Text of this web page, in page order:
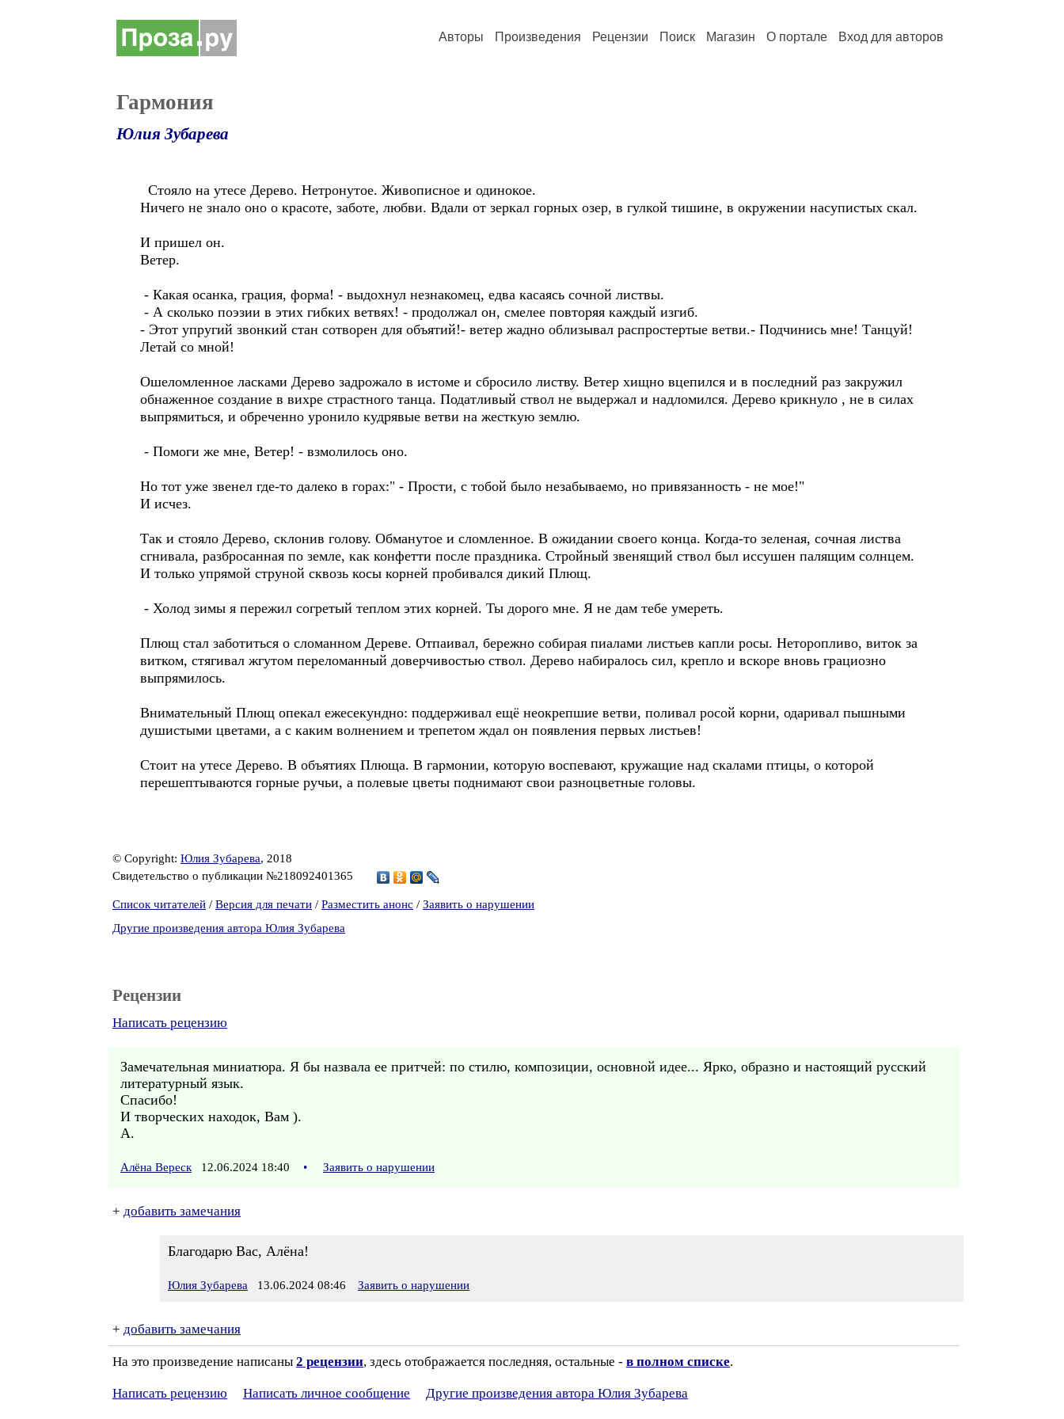
Авторы Произведения Рецензии Поиск Магазин О портале Вход для авторов
Гармония
Юлия Зубарева
Стояло на утесе Дерево. Нетронутое. Живописное и одинокое.
Ничего не знало оно о красоте, заботе, любви. Вдали от зеркал горных озер, в гулкой тишине, в окружении насупистых скал.
И пришел он.
Ветер.
- Какая осанка, грация, форма! - выдохнул незнакомец, едва касаясь сочной листвы.
- А сколько поэзии в этих гибких ветвях! - продолжал он, смелее повторяя каждый изгиб.
- Этот упругий звонкий стан сотворен для объятий!- ветер жадно облизывал распростертые ветви.- Подчинись мне! Танцуй!
Летай со мной!
Ошеломленное ласками Дерево задрожало в истоме и сбросило листву. Ветер хищно вцепился и в последний раз закружил
обнаженное создание в вихре страстного танца. Податливый ствол не выдержал и надломился. Дерево крикнуло , не в силах
выпрямиться, и обреченно уронило кудрявые ветви на жесткую землю.
- Помоги же мне, Ветер! - взмолилось оно.
Но тот уже звенел где-то далеко в горах:" - Прости, с тобой было незабываемо, но привязанность - не мое!"
И исчез.
Так и стояло Дерево, склонив голову. Обманутое и сломленное. В ожидании своего конца. Когда-то зеленая, сочная листва
сгнивала, разбросанная по земле, как конфетти после праздника. Стройный звенящий ствол был иссушен палящим солнцем.
И только упрямой струной сквозь косы корней пробивался дикий Плющ.
- Холод зимы я пережил согретый теплом этих корней. Ты дорого мне. Я не дам тебе умереть.
Плющ стал заботиться о сломанном Дереве. Отпаивал, бережно собирая пиалами листьев капли росы. Неторопливо, виток за
витком, стягивал жгутом переломанный доверчивостью ствол. Дерево набиралось сил, крепло и вскоре вновь грациозно
выпрямилось.
Внимательный Плющ опекал ежесекундно: поддерживал ещё неокрепшие ветви, поливал росой корни, одаривал пышными
душистыми цветами, а с каким волнением и трепетом ждал он появления первых листьев!
Стоит на утесе Дерево. В объятиях Плюща. В гармонии, которую воспевают, кружащие над скалами птицы, о которой
перешептываются горные ручьи, а полевые цветы поднимают свои разноцветные головы.
© Copyright: Юлия Зубарева, 2018
Свидетельство о публикации №218092401365
Список читателей / Версия для печати / Разместить анонс / Заявить о нарушении
Другие произведения автора Юлия Зубарева
Рецензии
Написать рецензию
Замечательная миниатюра. Я бы назвала ее притчей: по стилю, композиции, основной идее... Ярко, образно и настоящий русский
литературный язык.
Спасибо!
И творческих находок, Вам ).
А.
Алёна Вереск 12.06.2024 18:40 • Заявить о нарушении
+ добавить замечания
Благодарю Вас, Алёна!
Юлия Зубарева 13.06.2024 08:46 Заявить о нарушении
+ добавить замечания
На это произведение написаны 2 рецензии, здесь отображается последняя, остальные - в полном списке.
Написать рецензию Написать личное сообщение Другие произведения автора Юлия Зубарева